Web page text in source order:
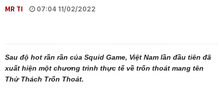
MR TI 07:04 11/02/2022
Sau độ hot rần rần của Squid Game, Việt Nam lần đầu tiên đã
xuất hiện một chương trình thực tế về trốn thoát mang tên
Thử Thách Trốn Thoát.